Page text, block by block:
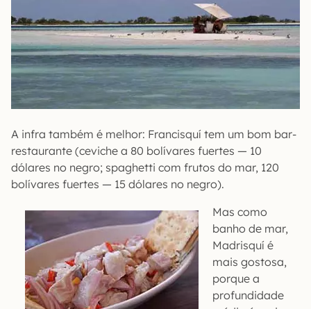
A infra também é melhor: Francisquí tem um bom bar-
restaurante (ceviche a 80 bolívares fuertes — 10
dólares no negro; spaghetti com frutos do mar, 120
bolívares fuertes — 15 dólares no negro).
Mas como
banho de mar,
Madrisquí é
mais gostosa,
porque a
profundidade